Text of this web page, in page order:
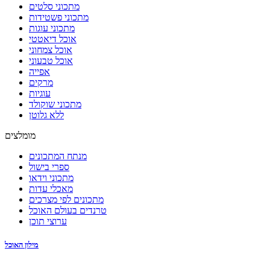
מתכוני סלטים
מתכוני פשטידות
מתכוני עוגות
אוכל דיאטטי
אוכל צמחוני
אוכל טבעוני
אפייה
מרקים
עוגיות
מתכוני שוקולד
ללא גלוטן
מומלצים
מנתח המתכונים
ספרי בישול
מתכוני וידאו
מאכלי עדות
מתכונים לפי מצרכים
טרנדים בעולם האוכל
ערוצי תוכן
מילון האוכל